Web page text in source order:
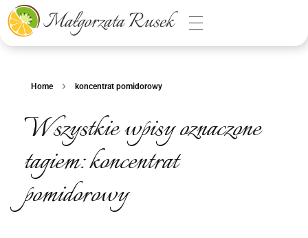
Małgorzata Rusek - dietetyk z pasją
Dietetyka kliniczna & Psychodietetyka
Home koncentrat pomidorowy
Wszystkie wpisy oznaczone
tagiem: koncentrat
pomidorowy